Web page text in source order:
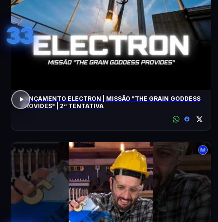
33
LANÇAMENTO ELECTRON | MISSÃO "THE GRAIN GODDESS
PROVIDES" | 2ª TENTATIVA